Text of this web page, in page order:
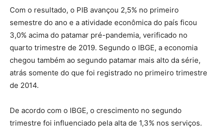
Com o resultado, o PIB avançou 2,5% no primeiro
semestre do ano e a atividade econômica do país ficou
3,0% acima do patamar pré-pandemia, verificado no
quarto trimestre de 2019. Segundo o IBGE, a economia
chegou também ao segundo patamar mais alto da série,
atrás somente do que foi registrado no primeiro trimestre
de 2014.
De acordo com o IBGE, o crescimento no segundo
trimestre foi influenciado pela alta de 1,3% nos serviços.